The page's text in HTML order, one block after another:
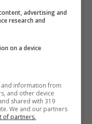
potrebbe
Eriksen
principe di
il trono di
convincere
nervoso in
advertising and
research and
on a device
information from
and other device
shared with 319
We and our partners
of partners.